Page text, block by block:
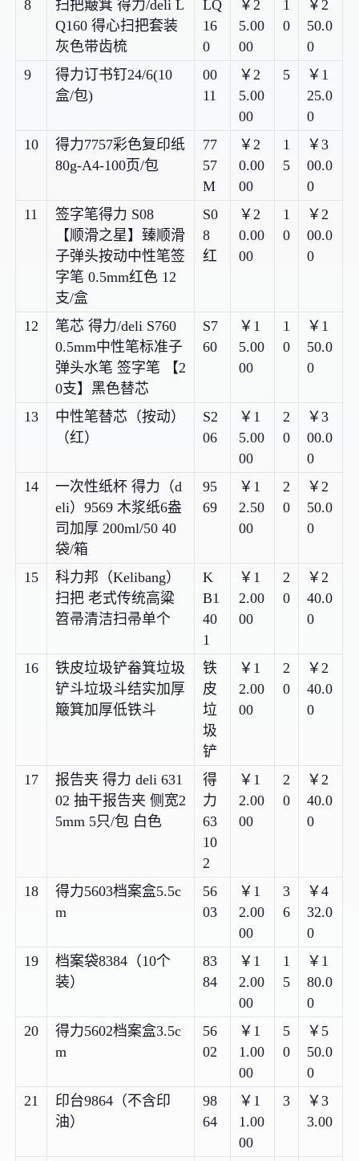
8
扫把簸箕 得力/deli L
Q160 得心扫把套装
灰色带齿梳
LQ
16
0
￥2
5.00
00
1
0
￥2
50.0
0
9
得力订书钉24/6(10
盒/包)
00
11
￥2
5.00
00
5
￥1
25.0
0
10
得力7757彩色复印纸
80g-A4-100页/包
77
57
M
￥2
0.00
00
1
5
￥3
00.0
0
11
签字笔得力 S08
【顺滑之星】臻顺滑
子弹头按动中性笔签
字笔 0.5mm红色 12
支/盒
S0
8
红
￥2
0.00
00
1
0
￥2
00.0
0
12
笔芯 得力/deli S760
0.5mm中性笔标准子
弹头水笔 签字笔 【2
0支】黑色替芯
S7
60
￥1
5.00
00
1
0
￥1
50.0
0
13
中性笔替芯（按动）
（红）
S2
06
￥1
5.00
00
2
0
￥3
00.0
0
14
一次性纸杯 得力（d
eli）9569 木浆纸6盎
司加厚 200ml/50 40
袋/箱
95
69
￥1
2.50
00
2
0
￥2
50.0
0
15
科力邦（Kelibang）
扫把 老式传统高粱
笤帚清洁扫帚单个
K
B1
40
1
￥1
2.00
00
2
0
￥2
40.0
0
16
铁皮垃圾铲畚箕垃圾
铲斗垃圾斗结实加厚
簸箕加厚低铁斗
铁
皮
垃
圾
铲
￥1
2.00
00
2
0
￥2
40.0
0
17
报告夹 得力 deli 631
02 抽干报告夹 侧宽2
5mm 5只/包 白色
得
力
63
10
2
￥1
2.00
00
2
0
￥2
40.0
0
18
得力5603档案盒5.5c
m
56
03
￥1
2.00
00
3
6
￥4
32.0
0
19
档案袋8384（10个
装）
83
84
￥1
2.00
00
1
5
￥1
80.0
0
20
得力5602档案盒3.5c
m
56
02
￥1
1.00
00
5
0
￥5
50.0
0
21
印台9864（不含印
油）
98
64
￥1
1.00
00
3
￥3
3.00